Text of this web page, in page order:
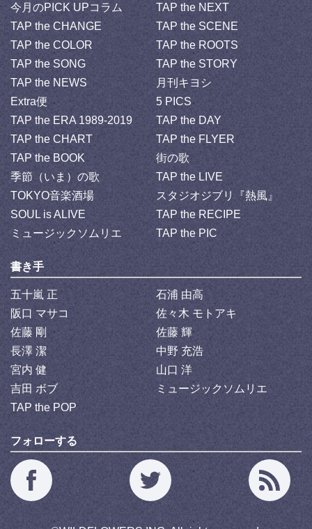
今月のPICK UPコラム
TAP the NEXT
TAP the CHANGE
TAP the SCENE
TAP the COLOR
TAP the ROOTS
TAP the SONG
TAP the STORY
TAP the NEWS
月刊キヨシ
Extra便
5 PICS
TAP the ERA 1989-2019
TAP the DAY
TAP the CHART
TAP the FLYER
TAP the BOOK
街の歌
季節（いま）の歌
TAP the LIVE
TOKYO音楽酒場
スタジオジブリ『熱風』
SOUL is ALIVE
TAP the RECIPE
ミュージックソムリエ
TAP the PIC
書き手
五十嵐 正
石浦 由高
阪口 マサコ
佐々木 モトアキ
佐藤 剛
佐藤 輝
長澤 潔
中野 充浩
宮内 健
山口 洋
吉田 ボブ
ミュージックソムリエ
TAP the POP
フォローする